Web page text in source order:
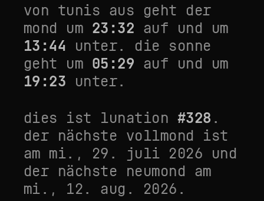
von tunis aus geht der
mond um 23:32 auf und um
13:44 unter. die sonne
geht um 05:29 auf und um
19:23 unter.
dies ist lunation #328 .
der nächste vollmond ist
am mi., 29. juli 2026 und
der nächste neumond am
mi., 12. aug. 2026 .